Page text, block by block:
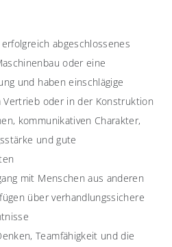
abgeschlossenes
oder eine
und haben einschlägige
Vertrieb oder in der Konstruktion
kommunikativen Charakter,
und gute
mit Menschen aus anderen
über verhandlungssichere
Teamfähigkeit und die